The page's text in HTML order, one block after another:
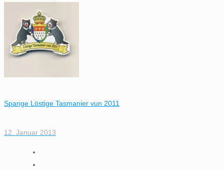
Spange Löstige Tasmanier vun 2011
12. Januar 2013